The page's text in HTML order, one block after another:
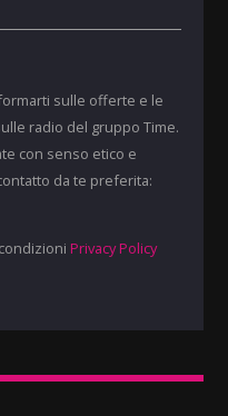
sulle offerte e le
radio del gruppo Time.
con senso etico e
da te preferita:
Privacy Policy